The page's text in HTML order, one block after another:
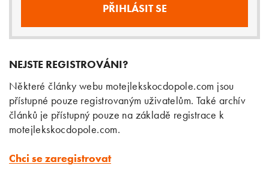
NEJSTE REGISTROVÁNI?
Některé články webu motejlekskocdopole.com jsou
přístupné pouze registrovaným uživatelům. Také archív
článků je přístupný pouze na základě registrace k
motejlekskocdopole.com.
Chci se zaregistrovat